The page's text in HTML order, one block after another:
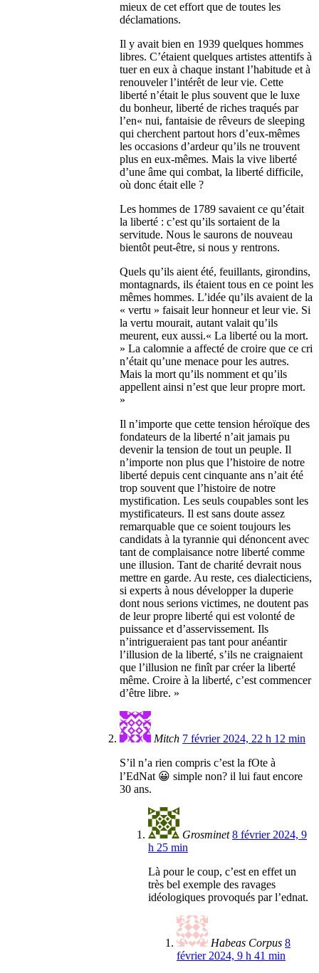
mieux de cet effort que de toutes les
déclamations.
Il y avait bien en 1939 quelques hommes
libres. C’étaient quelques artistes attentifs à
tuer en eux à chaque instant l’habitude et à
renouveler l’intérêt de leur vie. Cette
liberté n’était le plus souvent que le luxe
du bonheur, liberté de riches traqués par
l’en« nui, fantaisie de rêveurs de sleeping
qui cherchent partout hors d’eux-mêmes
les occasions d’ardeur qu’ils ne trouvent
plus en eux-mêmes. Mais la vive liberté
d’une âme qui combat, la liberté difficile,
où donc était elle ?
Les hommes de 1789 savaient ce qu’était
la liberté : c’est qu’ils sortaient de la
servitude. Nous le saurons de nouveau
bientôt peut-être, si nous y rentrons.
Quels qu’ils aient été, feuillants, girondins,
montagnards, ils étaient tous en ce point les
mêmes hommes. L’idée qu’ils avaient de la
« vertu » faisait leur honneur et leur vie. Si
la vertu mourait, autant valait qu’ils
meurent, eux aussi.« La liberté ou la mort.
» La calomnie a affecté de croire que ce cri
n’était qu’une menace pour les autres.
Mais la mort qu’ils nomment et qu’ils
appellent ainsi n’est que leur propre mort.
»
Il n’importe que cette tension héroïque des
fondateurs de la liberté n’ait jamais pu
devenir la tension de tout un peuple. Il
n’importe non plus que l’histoire de notre
liberté depuis cent cinquante ans n’ait été
trop souvent que l’histoire de notre
mystification. Les seuls coupables sont les
mystificateurs. Il est sans doute assez
remarquable que ce soient toujours les
candidats à la tyrannie qui dénoncent avec
tant de complaisance notre liberté comme
une illusion. Tant de charité devrait nous
mettre en garde. Au reste, ces dialecticiens,
si experts à nous développer la duperie
dont nous serions victimes, ne doutent pas
de leur propre liberté qui est volonté de
puissance et d’asservissement. Ils
n’intrigueraient pas tant pour anéantir
l’illusion de la liberté, s’ils ne craignaient
que l’illusion ne finît par créer la liberté
même. Croire à la liberté, c’est commencer
d’être libre. »
Mitch 7 février 2024, 22 h 12 min
S’il n’a rien compris c’est la fOte à
l’EdNat 😀 simple non? il lui faut encore
30 ans.
Grosminet 8 février 2024, 9
h 25 min
Là pour le coup, c’est en effet un
très bel exemple des ravages
idéologiques provoqués par l’ednat.
Habeas Corpus 8
février 2024, 9 h 41 min